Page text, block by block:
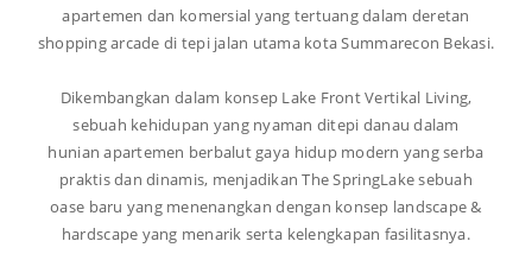
apartemen dan komersial yang tertuang dalam deretan
shopping arcade di tepi jalan utama kota Summarecon Bekasi.
Dikembangkan dalam konsep Lake Front Vertikal Living,
sebuah kehidupan yang nyaman ditepi danau dalam
hunian apartemen berbalut gaya hidup modern yang serba
praktis dan dinamis, menjadikan The SpringLake sebuah
oase baru yang menenangkan dengan konsep landscape &
hardscape yang menarik serta kelengkapan fasilitasnya.